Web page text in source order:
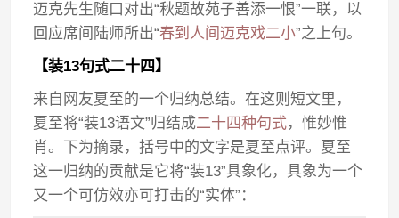
迈克先生随口对出“秋题故苑子善添一恨”一联，以
回应席间陆师所出“春到人间迈克戏二小”之上句。
【装13句式二十四】
来自网友夏至的一个归纳总结。在这则短文里，
夏至将“装13语文”归结成二十四种句式，惟妙惟
肖。下为摘录，括号中的文字是夏至点评。夏至
这一归纳的贡献是它将“装13”具象化，具象为一个
又一个可仿效亦可打击的“实体”：